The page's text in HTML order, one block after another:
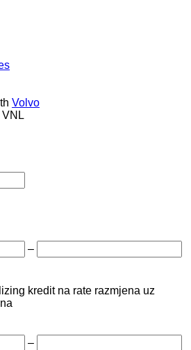
Volvo
VNL
–
lizing kredit na rate razmjena uz
–